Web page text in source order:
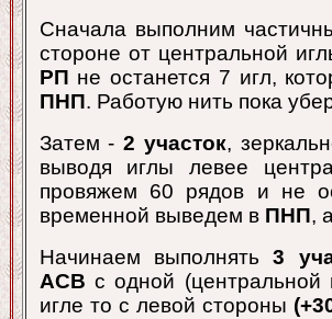
Сначала выполним
стороне от центральной
РП не останется 7 игл,
ПНП. Работую нить пока
Затем -2 участок,
выводя иглы левее
провяжем 60 рядов и не
временной выведем в ПНП,
Начинаем выполнять3
АСВ с одной
игле то с левой стороны